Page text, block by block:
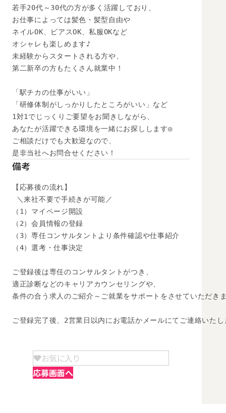
若手20代～30代の方が多く活躍しており、
お仕事によっては髪色・髪型自由や
ネイルOK、ピアスOK、私服OKなど
オシャレも楽しめます♪
未経験からスタートされる方や、
第二新卒の方もたくさん就業中！
「駅チカの仕事がいい」
「研修体制がしっかりしたところがいい」など
1対1でじっくりご要望をお聞きしながら、
あなたが活躍できる環境を一緒にお探しします◎
ご相談だけでも大歓迎なので、
是非当社へお問合せください！
備考
【応募後の流れ】
＼来社不要で手続きが可能／
（1）マイページ開設
（2）会員情報の登録
（3）専任コンサルタントより条件確認や仕事紹介
（4）選考・仕事決定
ご登録後は専任のコンサルタントがつき、
適正診断などのキャリアカウンセリングや、
条件の合う求人のご紹介～ご就業をサポートをさせていただき
ご登録完了後、2営業日以内にお電話かメールにてご連絡いたし
お気に入り
応募画面へ